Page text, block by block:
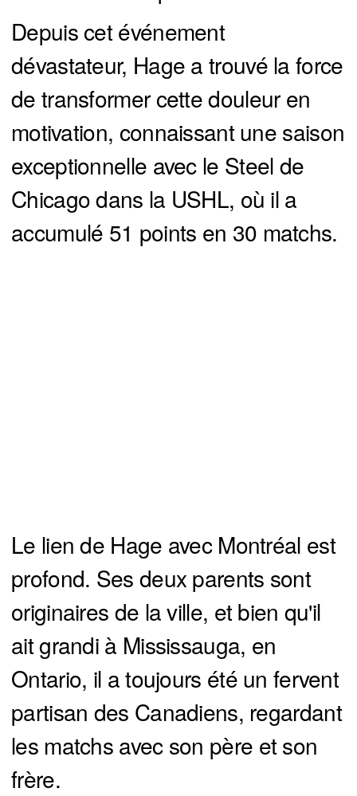
Depuis cet événement
dévastateur, Hage a trouvé la force
de transformer cette douleur en
motivation, connaissant une saison
exceptionnelle avec le Steel de
Chicago dans la USHL, où il a
accumulé 51 points en 30 matchs.
Le lien de Hage avec Montréal est
profond. Ses deux parents sont
originaires de la ville, et bien qu'il
ait grandi à Mississauga, en
Ontario, il a toujours été un fervent
partisan des Canadiens, regardant
les matchs avec son père et son
frère.